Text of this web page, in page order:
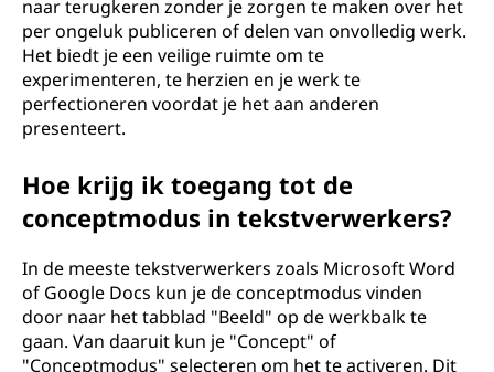
naar terugkeren zonder je zorgen te maken over het
per ongeluk publiceren of delen van onvolledig werk.
Het biedt je een veilige ruimte om te
experimenteren, te herzien en je werk te
perfectioneren voordat je het aan anderen
presenteert.
Hoe krijg ik toegang tot de
conceptmodus in tekstverwerkers?
In de meeste tekstverwerkers zoals Microsoft Word
of Google Docs kun je de conceptmodus vinden
door naar het tabblad "Beeld" op de werkbalk te
gaan. Van daaruit kun je "Concept" of
"Conceptmodus" selecteren om het te activeren. Dit